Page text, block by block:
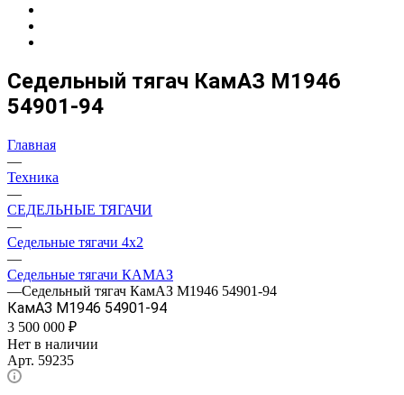
Седельный тягач КамАЗ М1946
54901-94
Главная
—
Техника
—
СЕДЕЛЬНЫЕ ТЯГАЧИ
—
Седельные тягачи 4x2
—
Седельные тягачи КАМАЗ
—Седельный тягач КамАЗ М1946 54901-94
КамАЗ М1946 54901-94
3 500 000 ₽
Нет в наличии
Арт. 59235